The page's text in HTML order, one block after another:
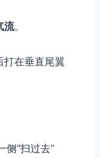
流。
打在垂直尾翼
侧“扫过去”